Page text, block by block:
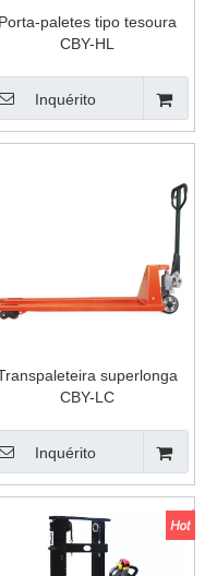
Porta-paletes tipo tesoura
CBY-HL
Inquérito
superlonga
CBY-LC
Inquérito